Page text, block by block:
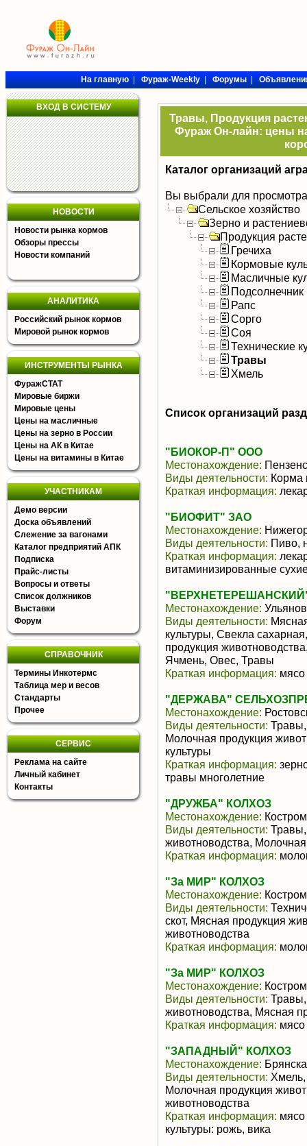
На главную|Фураж-Weekly|Форумы|
ВХОД В СИСТЕМУ
НОВОСТИ
Новости рынка кормов
Обзоры прессы
Новости компаний
АНАЛИТИКА
Российский рынок кормов
Мировой рынок кормов
ИНСТРУМЕНТЫ РЫНКА
ФуражСТАТ
Мировые биржи
Мировые цены
Цены на масличные
Цены на зерно в России
Цены на АК в Китае
Цены на витамины в Китае
УЧАСТНИКАМ
Демо версии
Доска объявлений
Слежение за вагонами
Каталог предприятий АПК
Подписка
Прайс-листы
Вопросы и ответы
Список должников
Выставки
Форум
СПРАВОЧНИК
Термины Инкотермс
Таблица мер и весов
Стандарты
Прочее
СЕРВИС
Реклама на сайте
Личный кабинет
Контакты
Травы, Продукция
Фураж Он-лайн: цены
Каталог организаций
Вы выбрали для
Сельское хозяйство
Зерно и
Продукция
Гречиха
Кормовые
Масличные
Подсолнечник
Рапс
Сорго
Соя
Технические
Травы
Хмель
Список организаций
"БИОКОР-П" ООО
Местонахождение:
Виды деятельности: Корма
Краткая информация:
"БИОФИТ" ЗАО
Местонахождение:
Виды деятельности: Пиво,
Краткая информация:
витаминизированные
Местонахождение:
Виды деятельности:
культуры, Свекла
продукция
Ячмень, Овес, Травы
Краткая информация: мясо
"ДЕРЖАВА"
Местонахождение:
Виды деятельности: Травы,
Молочная продукция
культуры
Краткая информация:
травы многолетние
"ДРУЖБА" КОЛХОЗ
Местонахождение:
Виды деятельности: Травы,
животноводства,
Краткая информация:
"За МИР" КОЛХОЗ
Местонахождение:
Виды деятельности:
скот, Мясная продукция
животноводства
Краткая информация:
"За МИР" КОЛХОЗ
Местонахождение:
Виды деятельности: Травы,
животноводства, Мясная
Краткая информация: мясо
"ЗАПАДНЫЙ" КОЛХОЗ
Местонахождение:
Виды деятельности:
Молочная продукция
животноводства
Краткая информация: мясо
культуры: рожь, вика